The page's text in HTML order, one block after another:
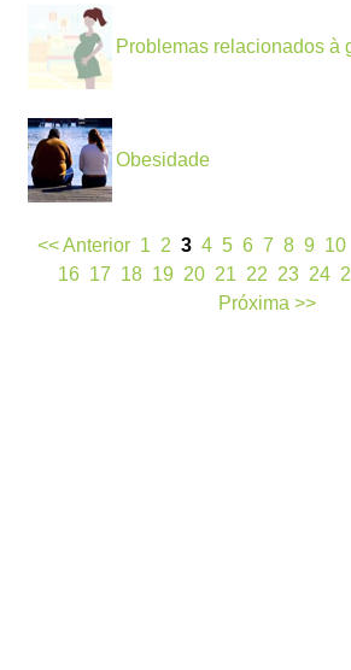
Problemas relacionados à
Obesidade
<< Anterior 1 2 3 4 5 6 7 8 9 10
16 17 18 19 20 21 22 23 24
Próxima >>